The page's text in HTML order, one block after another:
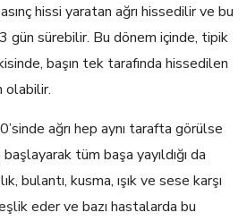
hissi yaratan ağrı hissedilir ve bu
sürebilir. Bu dönem içinde, tipik
başın tek tarafında hissedilen
olabilir.
ağrı hep aynı tarafta görülse
tüm başa yayıldığı da
bulantı, kusma, ışık ve sese karşı
eder ve bazı hastalarda bu